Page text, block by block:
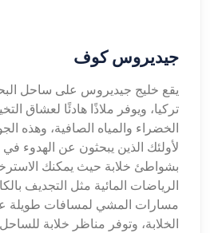
جيديروس كوف
يقع خليج جيديروس على ساحل
تركيا، ويوفر ملاذًا هادئًا لعشاق
الخضراء والمياه الصافية، وهذه
لأولئك الذين يبحثون عن الهدوء في
بشواطئ خلابة حيث يمكنك
الرياضات المائية مثل التجديف
مسارات المشي لمسافات طويلة
الخلابة، وتوفر مناظر خلابة